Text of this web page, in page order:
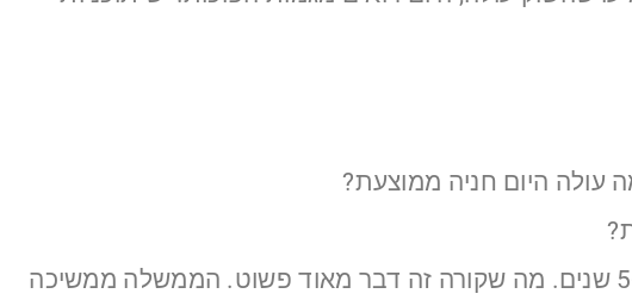
עולה היום חניה ממוצעת?
כמעט אותו דבר. כי מה שקורה.. בשנה האחרונה לא בדקנו, אלא בטווח של 5-10 שנים. מה שקורה זה דבר מאוד פשוט. הממשלה ממשיכה